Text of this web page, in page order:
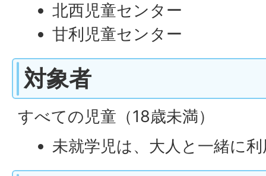
北西児童センター
甘利児童センター
対象者
すべての児童（18歳未満）
未就学児は、大人と一緒に